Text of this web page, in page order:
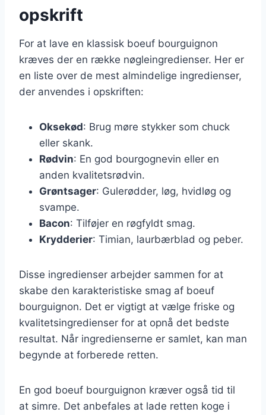
opskrift
For at lave en klassisk boeuf bourguignon
kræves der en række nøgleingredienser. Her er
en liste over de mest almindelige ingredienser,
der anvendes i opskriften:
Oksekød: Brug møre stykker som chuck
eller skank.
Rødvin: En god bourgognevin eller en
anden kvalitetsrødvin.
Grøntsager: Gulerødder, løg, hvidløg og
svampe.
Bacon: Tilføjer en røgfyldt smag.
Krydderier: Timian, laurbærblad og peber.
Disse ingredienser arbejder sammen for at
skabe den karakteristiske smag af boeuf
bourguignon. Det er vigtigt at vælge friske og
kvalitetsingredienser for at opnå det bedste
resultat. Når ingredienserne er samlet, kan man
begynde at forberede retten.
En god boeuf bourguignon kræver også tid til
at simre. Det anbefales at lade retten koge i